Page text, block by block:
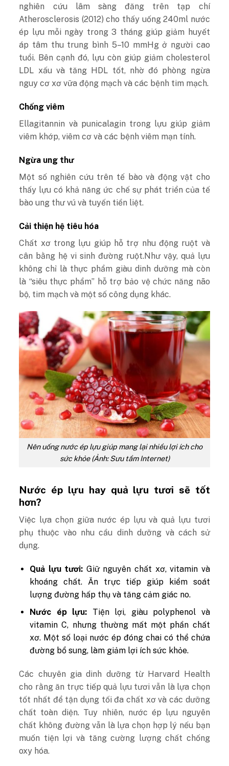
nghiên cứu lâm sàng đăng trên tạp chí
Atherosclerosis (2012) cho thấy uống 240ml nước
ép lựu mỗi ngày trong 3 tháng giúp giảm huyết
áp tâm thu trung bình 5–10 mmHg ở người cao
tuổi. Bên cạnh đó, lựu còn giúp giảm cholesterol
LDL xấu và tăng HDL tốt, nhờ đó phòng ngừa
nguy cơ xơ vữa động mạch và các bệnh tim mạch.
Chống viêm
Ellagitannin và punicalagin trong lựu giúp giảm
viêm khớp, viêm cơ và các bệnh viêm mạn tính.
Ngừa ung thư
Một số nghiên cứu trên tế bào và động vật cho
thấy lựu có khả năng ức chế sự phát triển của tế
bào ung thư vú và tuyến tiền liệt.
Cải thiện hệ tiêu hóa
Chất xơ trong lựu giúp hỗ trợ nhu động ruột và
cân bằng hệ vi sinh đường ruột.Như vậy, quả lựu
không chỉ là thực phẩm giàu dinh dưỡng mà còn
là “siêu thực phẩm” hỗ trợ bảo vệ chức năng não
bộ, tim mạch và một số công dụng khác.
Nên uống nước ép lựu giúp mang lại nhiều lợi ích cho
sức khỏe (Ảnh: Sưu tầm Internet)
Nước ép lựu hay quả lựu tươi sẽ tốt
hơn?
Việc lựa chọn giữa nước ép lựu và quả lựu tươi
phụ thuộc vào nhu cầu dinh dưỡng và cách sử
dụng.
Quả lựu tươi: Giữ nguyên chất xơ, vitamin và
khoáng chất. Ăn trực tiếp giúp kiểm soát
lượng đường hấp thụ và tăng cảm giác no.
Nước ép lựu: Tiện lợi, giàu polyphenol và
vitamin C, nhưng thường mất một phần chất
xơ. Một số loại nước ép đóng chai có thể chứa
đường bổ sung, làm giảm lợi ích sức khỏe.
Các chuyên gia dinh dưỡng từ Harvard Health
cho rằng ăn trực tiếp quả lựu tươi vẫn là lựa chọn
tốt nhất để tận dụng tối đa chất xơ và các dưỡng
chất toàn diện. Tuy nhiên, nước ép lựu nguyên
chất không đường vẫn là lựa chọn hợp lý nếu bạn
muốn tiện lợi và tăng cường lượng chất chống
oxy hóa.